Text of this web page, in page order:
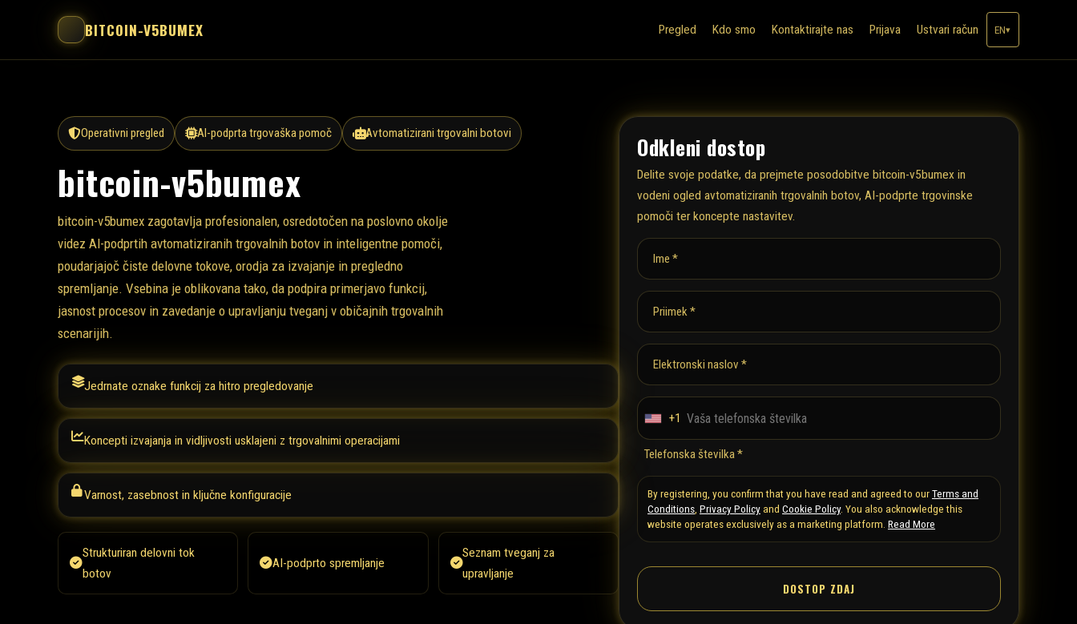
BITCOIN-V5BUMEX Pregled Kdo smo Kontaktirajte nas Prijava Ustvari račun EN▾
Operativni pregled AI-podprta trgovaška pomoč Avtomatizirani trgovalni botovi
bitcoin-v5bumex
bitcoin-v5bumex zagotavlja profesionalen, osredotočen na poslovno okolje
videz AI-podprtih avtomatiziranih trgovalnih botov in inteligentne pomoči,
poudarjajoč čiste delovne tokove, orodja za izvajanje in pregledno
spremljanje. Vsebina je oblikovana tako, da podpira primerjavo funkcij,
jasnost procesov in zavedanje o upravljanju tveganj v običajnih trgovalnih
scenarijih.
Jedrnate oznake funkcij za hitro pregledovanje
Koncepti izvajanja in vidljivosti usklajeni z trgovalnimi operacijami
Varnost, zasebnost in ključne konfiguracije
Strukturiran delovni tok
botov
AI-podprto spremljanje
Seznam tveganj za
upravljanje
Odkleni dostop
Delite svoje podatke, da prejmete posodobitve bitcoin-v5bumex in
vodeni ogled avtomatiziranih trgovalnih botov, AI-podprte trgovinske
pomoči ter koncepte nastavitev.
Ime *
Priimek *
Elektronski naslov *
U
e
d
t
t
+1
Telefonska številka *
By registering, you confirm that you have read and agreed to ourTerms and
Conditions Privacy Policyand Cookie Policy. You also acknowledge this
website operates exclusively as a marketing platform. Read More
DOSTOP ZDAJ